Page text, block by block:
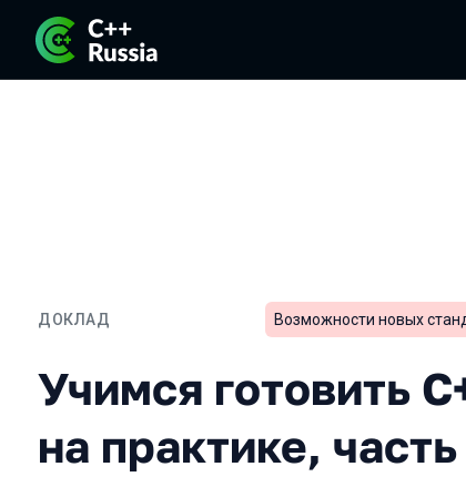
ДОКЛАД
Учимся готовить C++
Возможности новых
Учимся готовить
на практике,